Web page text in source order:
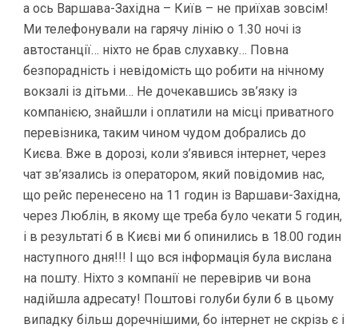
а ось Варшава-Західна – Київ – не приїхав зовсім!
Ми телефонували на гарячу лінію о 1.30 ночі із
автостанції… ніхто не брав слухавку… Повна
безпорадність і невідомість що робити на нічному
вокзалі із дітьми… Не дочекавшись зв’язку із
компанією, знайшли і оплатили на місці приватного
перевізника, таким чином чудом добрались до
Києва. Вже в дорозі, коли з’явився інтернет, через
чат зв’язались із оператором, який повідомив нас,
що рейс перенесено на 11 годин із Варшави-Західна,
через Люблін, в якому ще треба було чекати 5 годин,
і в результаті б в Києві ми б опинились в 18.00 годин
наступного дня!!! І що вся інформація була вислана
на пошту. Ніхто з компанії не перевірив чи вона
надійшла адресату! Поштові голуби були б в цьому
випадку більш доречнішими, бо інтернет не скрізь є і